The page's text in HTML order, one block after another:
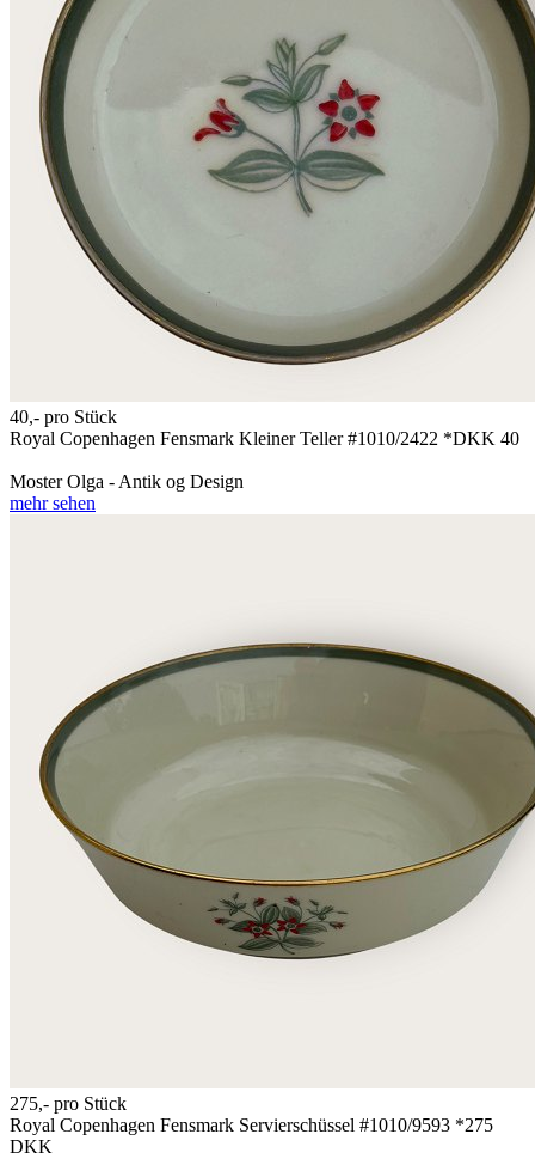
40,- pro Stück
Royal Copenhagen Fensmark Kleiner Teller #1010/2422 *DKK 40
Moster Olga - Antik og Design
mehr sehen
275,- pro Stück
Royal Copenhagen Fensmark Servierschüssel #1010/9593 *275
DKK